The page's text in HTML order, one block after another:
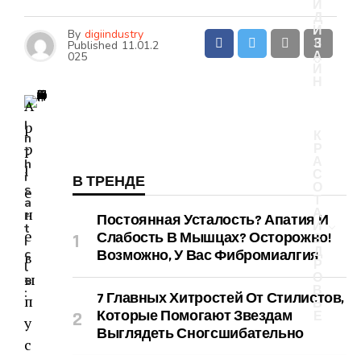
Д
И
З
А
Т
А
И
З
Д
О
В
Ь
By digiindustry
Published 11.01.2
025
A
p
p
l
e
н
е
в
ы
п
у
с
I
n
t
h
i
s
a
r
t
i
c
l
e
:
В ТРЕНДЕ
Постоянная Усталость? Апатия И
Слабость В Мышцах? Осторожно!
Возможно, У Вас Фибромиалгия
7 Главных Хитростей От Стилистов,
Которые Помогают Звездам
Выглядеть Сногсшибательно